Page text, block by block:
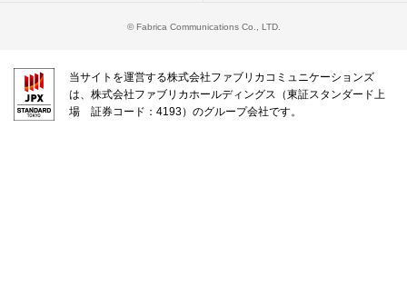
© Fabrica Communications Co., LTD.
当サイトを運営する株式会社ファブリカコミュニケーションズ
は、株式会社ファブリカホールディングス（東証スタンダード上
場 証券コード：4193）のグループ会社です。